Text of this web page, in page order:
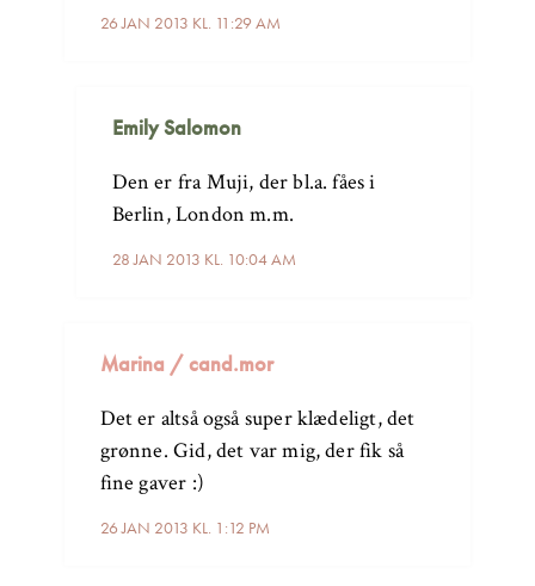
26 JAN 2013 KL. 11:29 AM
Emily Salomon
28 JAN 2013 KL. 10:04 AM
Den er fra Muji, der bl.a. fåes i
Berlin, London m.m.
Marina / cand.mor
26 JAN 2013 KL. 1:12 PM
Det er altså også super klædeligt, det
grønne. Gid, det var mig, der fik så
fine gaver :)